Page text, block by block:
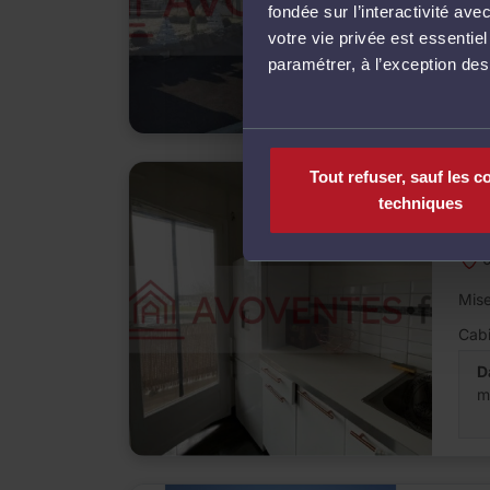
fondée sur l’interactivité
votre vie privée est
paramétrer, à l’exception
Tout refuser, sauf les
techniques